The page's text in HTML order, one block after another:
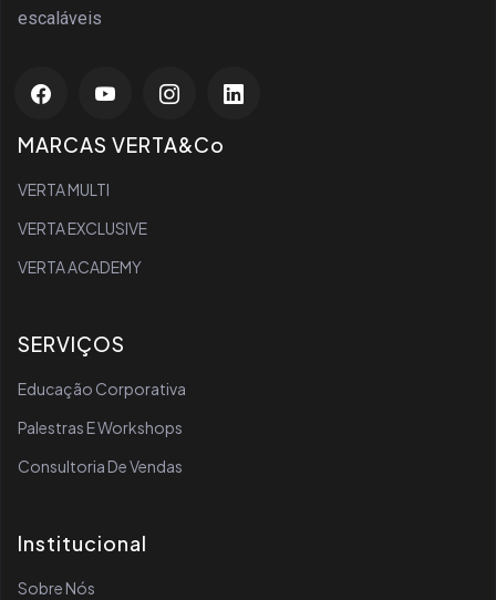
escaláveis
MARCAS VERTA&Co
VERTA MULTI
VERTA EXCLUSIVE
VERTA ACADEMY
SERVIÇOS
Educação Corporativa
Palestras E Workshops
Consultoria De Vendas
Institucional
Sobre Nós